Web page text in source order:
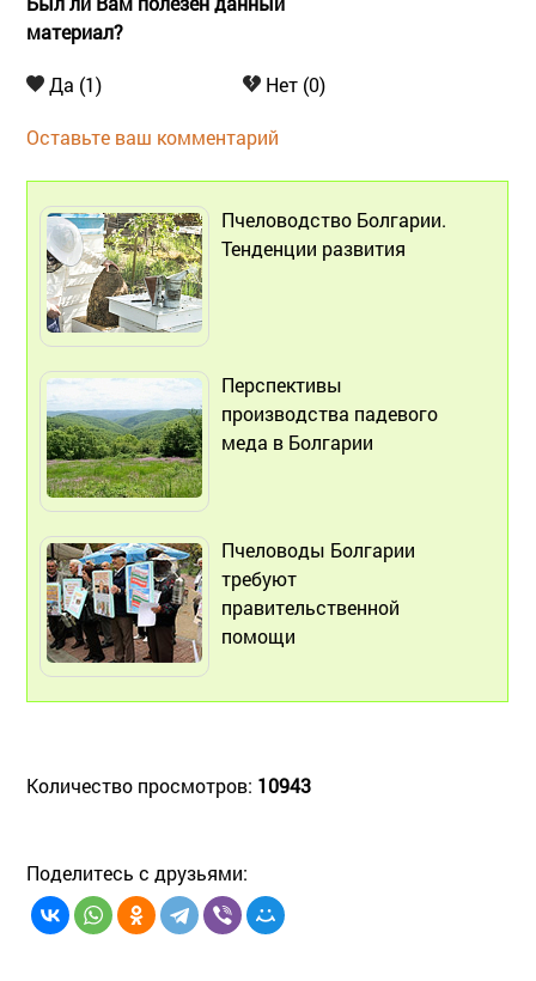
материал?
Да (1) Нет (0)
Оставьте ваш комментарий
Пчеловодство Болгарии.
Тенденции развития
Перспективы
производства падевого
меда в Болгарии
Пчеловоды Болгарии
требуют
правительственной
помощи
Количество просмотров: 10943
Поделитесь с друзьями: